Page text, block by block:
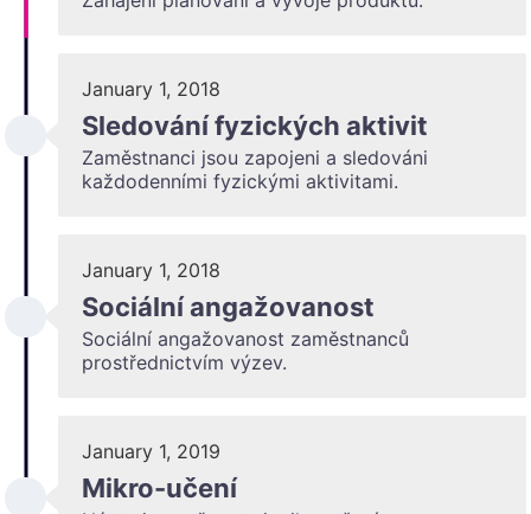
January 1, 2018
Sledování fyzických aktivit
Zaměstnanci jsou zapojeni a sledováni
každodenními fyzickými aktivitami.
January 1, 2018
Sociální angažovanost
Sociální angažovanost zaměstnanců
prostřednictvím výzev.
January 1, 2019
Mikro-učení